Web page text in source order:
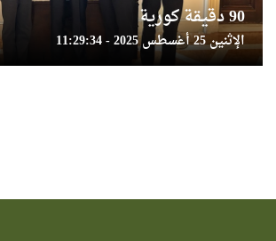
90 دقيقة كورية
الإثنين 25 أغسطس 2025 - 11:29:34